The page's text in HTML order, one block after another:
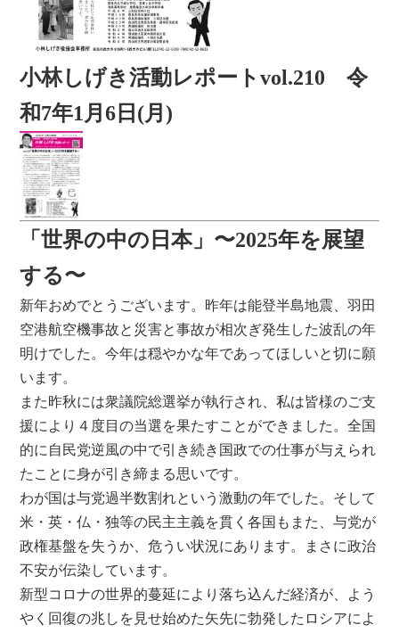
小林しげき活動レポートvol.210 令
和7年1月6日(月)
「世界の中の日本」〜2025年を展望
する〜
新年おめでとうございます。昨年は能登半島地震、羽田
空港航空機事故と災害と事故が相次ぎ発生した波乱の年
明けでした。今年は穏やかな年であってほしいと切に願
います。
また昨秋には衆議院総選挙が執行され、私は皆様のご支
援により４度目の当選を果たすことができました。全国
的に自民党逆風の中で引き続き国政での仕事が与えられ
たことに身が引き締まる思いです。
わが国は与党過半数割れという激動の年でした。そして
米・英・仏・独等の民主主義を貫く各国もまた、与党が
政権基盤を失うか、危うい状況にあります。まさに政治
不安が伝染しています。
新型コロナの世界的蔓延により落ち込んだ経済が、よう
やく回復の兆しを見せ始めた矢先に勃発したロシアによ